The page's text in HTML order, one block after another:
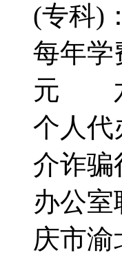
(专科)
每年
元 六
个人代
介诈骗
办公
庆市